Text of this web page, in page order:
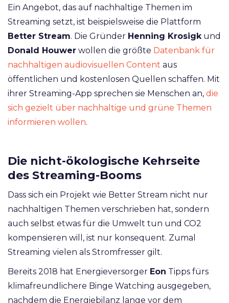
Ein Angebot, das auf nachhaltige Themen im
Streaming setzt, ist beispielsweise die Plattform
Better Stream. Die Gründer Henning Krosigkund
Donald Houwer wollen die größte Datenbank für
nachhaltigen audiovisuellen Content aus
öffentlichen und kostenlosen Quellen schaffen. Mit
ihrer Streaming-App sprechen sie Menschen an, die
sich gezielt über nachhaltige und grüne Themen
informieren wollen.
Die nicht-ökologische Kehrseite
des Streaming-Booms
Dass sich ein Projekt wie Better Stream nicht nur
nachhaltigen Themen verschrieben hat, sondern
auch selbst etwas für die Umwelt tun und CO2
kompensieren will, ist nur konsequent. Zumal
Streaming vielen als Stromfresser gilt.
Bereits 2018 hat Energieversorger Eon Tipps fürs
klimafreundlichere Binge Watching ausgegeben,
nachdem die Energiebilanz lange vor dem